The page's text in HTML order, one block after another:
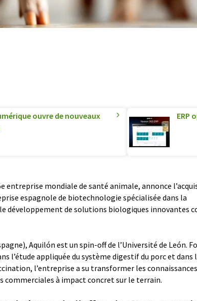
ouvre de nouveaux
ERP
entreprise mondiale de santé animale, annonce
espagnole de biotechnologie spécialisée dans la
développement de solutions biologiques innovantes
Aquilón est un spin-off de l’Université de León.
l’étude appliquée du système digestif du porc et dans
l’entreprise a su transformer les connaissances
commerciales à impact concret sur le terrain.